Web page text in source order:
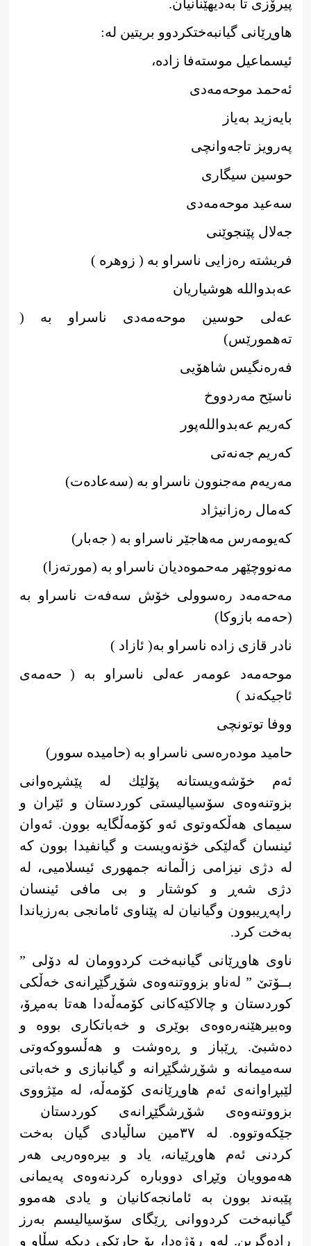
پیرۆزی تا بەدیهێنانیان.
هاوڕێانی گیانبەختکردوو بریتین لە:
ئیسماعیل موستەفا زاده،
ئەحمد موحەمەدی
بایەزید بەیاز
پەرویز تاجەوانچی
حوسین سیگاری
سەعید موحەمەدی
جەلال پێنجوێنی
فریشتە رەزایی ناسراو بە ( زوهره )
عەبدوالله هوشیاریان
عەلی حوسین موحەمەدی ناسراو بە (
تەهمورێس)
فەرەنگیس شاهۆیی
ناسێح مەردووخ
کەریم عەبدواللەپور
کەریم جەنەتی
مەریەم مەجنوون ناسراو بە (سەعادەت)
کەمال رەزانیژاد
کەیومەرس مەهاجێر ناسراو بە ( جەبار)
مەنووچێهر مەحموەدیان ناسراو بە (مورتەزا)
مەحەمەد رەسوولی خۆش سەفەت ناسراو بە
(حەمە بازوکا)
نادر قازی زاده ناسراو بە( ئازاد )
موحەمەد عومەر عەلی ناسراو بە ( حەمەی
ئاجیکەند )
ووفا توتونچی
حامید مودەرەسی ناسراو بە (حامیدە سوور)
ئەم خۆشەویستانە پۆلێك لە پێشڕەوانی
بزوتنەوەی سۆسیالیستی كوردستان و ئێران و
سیمای هەڵكەوتوی ئەو كۆمەڵگایە بوون. ئەوان
ئینسان گەلێكی خۆنەویست و گیانفیدا بوون كە
لە دژی نیزامی زاڵمانە جمهوری ئیسلامیی، لە
دژی شەڕ و كوشتار و بی مافی ئینسان
راپەڕیبوون وگیانیان لە پێناوی ئامانجی بەرزیاندا
بەخت كرد.
ناوی هاوڕێانی گیانبەخت کردوومان لە دۆلی ”
بــۆتێ ” له‌ناو بزووتنه‌وه‌ی شۆڕگێڕانه‌ی خه‌ڵكی
كوردستان و چالاكێه‌كانی كۆمه‌ڵه‌دا‌ هه‌تا به‌مڕۆ،
وه‌بیرهێنه‌ره‌وه‌ی بوێری و خه‌باتكاری بووه‌ و
ده‌شبێ. ڕێباز و ڕه‌وشت و هه‌ڵسووكه‌وتی
سه‌میمانه‌ و شۆڕشگێڕانه و گیانبازی و خه‌باتی
لێبڕاوانه‌ی ئه‌م هاوڕێانەی كۆمه‌ڵه‌، له‌ مێژووی
بزووتنه‌وه‌ی شۆڕشگێڕانه‌ی كوردستان
جێكه‌وتووه‌. له‌ ٣٧مین ساڵیادی گیان به‌خت
كردنی ئه‌م هاوڕێیانه‌، یاد و بیره‌وه‌ریی هه‌ر
هه‌موویان وێڕای دووباره‌ كردنه‌وه‌ی په‌یمانی
پێبه‌ند بوون به‌ ئامانجه‌كانیان و یادی هه‌موو
گیانبه‌خت كردووانی ڕێگای سۆسیالیسم به‌رز
ڕاده‌گرین. له‌و ڕۆژه‌دا، بۆ جارێكی دیكه‌ سڵاو و